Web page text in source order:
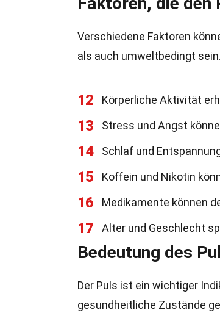
Verschiedene Faktoren
als auch umweltbedingt sein.
12 Körperliche Aktivität
13 Stress und Angst
14 Schlaf und
15 Koffein und Nikotin
16 Medikamente können
17 Alter und Geschlecht
Bedeutung des
Der Puls ist ein wichtiger
gesundheitliche Zustände